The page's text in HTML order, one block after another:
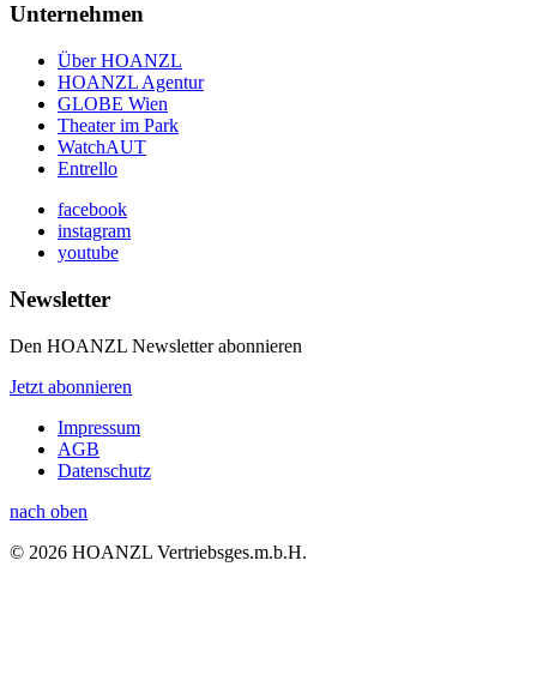
Unternehmen
Über HOANZL
HOANZL Agentur
GLOBE Wien
Theater im Park
WatchAUT
Entrello
facebook
instagram
youtube
Newsletter
Den HOANZL Newsletter abonnieren
Jetzt abonnieren
Impressum
AGB
Datenschutz
nach oben
© 2026 HOANZL Vertriebsges.m.b.H.